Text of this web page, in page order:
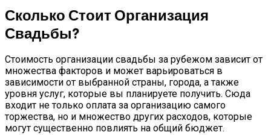
Сколько Стоит Организация
Свадьбы?
Стоимость организации свадьбы за рубежом зависит от
множества факторов и может варьироваться в
зависимости от выбранной страны, города, а также
уровня услуг, которые вы планируете получить. Сюда
входит не только оплата за организацию самого
торжества, но и множество других расходов, которые
могут существенно повлиять на общий бюджет.